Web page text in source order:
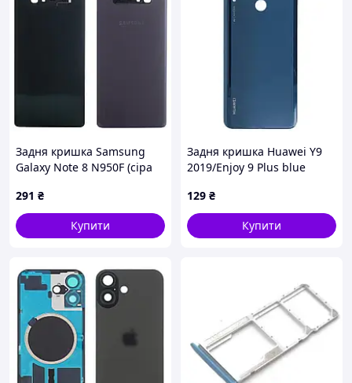
Задня кришка Samsung
Galaxy Note 8 N950F (сіра
291 ₴
Купити
Задня кришка Huawei Y9
2019/Enjoy 9 Plus blue
129 ₴
Купити